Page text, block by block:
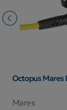
Octopus Mares
Mares